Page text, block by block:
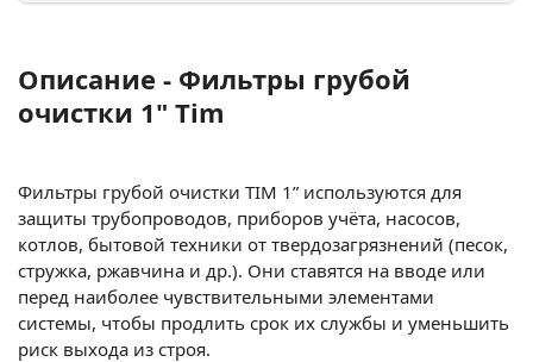
Описание - Фильтры грубой
очистки 1" Tim
Фильтры грубой очистки TIM 1” используются для
защиты трубопроводов, приборов учёта, насосов,
котлов, бытовой техники от твердозагрязнений (песок,
стружка, ржавчина и др.). Они ставятся на вводе или
перед наиболее чувствительными элементами
системы, чтобы продлить срок их службы и уменьшить
риск выхода из строя.